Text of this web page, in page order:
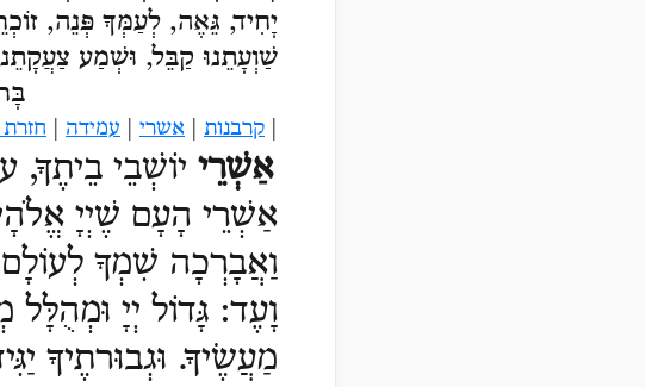
יָחִיד, גֵּאֶה,
שַׁוְעָתֵנוּ קַבֵּל,
קרבנות אשרי עמידה
אַשְׁרֵי יוֹשְׁבֵי בֵיתֶךָ,
אַשְׁרֵי הָעָם שֶׁיְיָ
וַאֲבָרְכָה שִׁמְךָ
וָעֶד: גָּדוֹל יְיָ וּמְהֻלָּל
מַעֲשֶׂיךָ. וּגְבוּרתֶיךָ